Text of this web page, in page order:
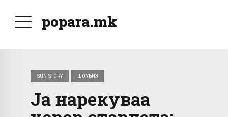
popara.mk
SUN STORY ШОУБИЗ
Ја нарекуваа